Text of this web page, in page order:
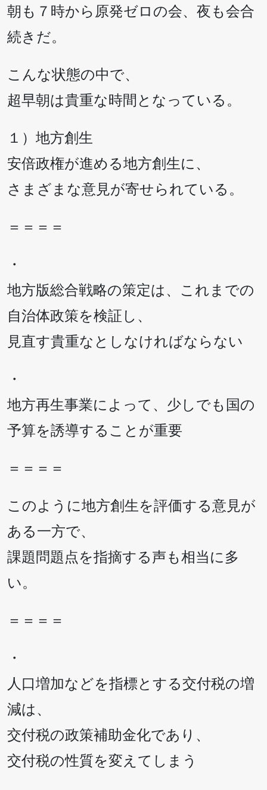
朝も７時から原発ゼロの会、夜も会合
続きだ。
こんな状態の中で、
超早朝は貴重な時間となっている。
１）地方創生
安倍政権が進める地方創生に、
さまざまな意見が寄せられている。
＝＝＝＝
・
地方版総合戦略の策定は、これまでの
自治体政策を検証し、
見直す貴重なとしなければならない
・
地方再生事業によって、少しでも国の
予算を誘導することが重要
＝＝＝＝
このように地方創生を評価する意見が
ある一方で、
課題問題点を指摘する声も相当に多
い。
＝＝＝＝
・
人口増加などを指標とする交付税の増
減は、
交付税の政策補助金化であり、
交付税の性質を変えてしまう